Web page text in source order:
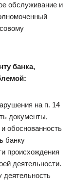
обслуживание и
банка,
на п. 14
документы,
обоснованность
банку
происхождения
деятельности.
деятельность